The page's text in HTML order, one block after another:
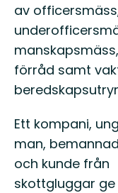
av
förråd samt
Ett kompani,
man,
och kunde från
skottgluggar